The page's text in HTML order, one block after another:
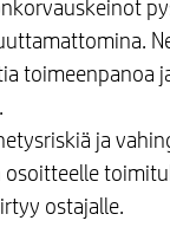
toimeenpanoa
ja
ostajalle.